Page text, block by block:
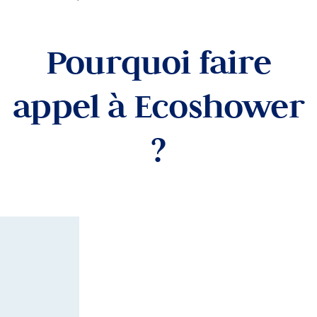
Pourquoi faire
appel à Ecoshower
?